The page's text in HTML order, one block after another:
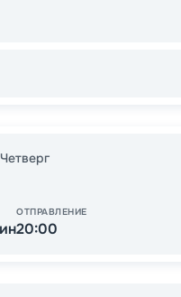
Четверг
ОТПРАВЛЕНИЕ
20:00